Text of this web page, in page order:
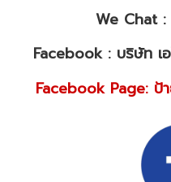
We Chat
Facebook : บริษัท
Facebook Page: ป้